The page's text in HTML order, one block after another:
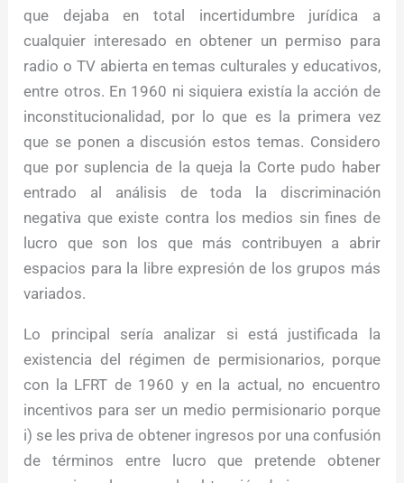
que dejaba en total incertidumbre jurídica a
cualquier interesado en obtener un permiso para
radio o TV abierta en temas culturales y educativos,
entre otros. En 1960 ni siquiera existía la acción de
inconstitucionalidad, por lo que es la primera vez
que se ponen a discusión estos temas. Considero
que por suplencia de la queja la Corte pudo haber
entrado al análisis de toda la discriminación
negativa que existe contra los medios sin fines de
lucro que son los que más contribuyen a abrir
espacios para la libre expresión de los grupos más
variados.
Lo principal sería analizar si está justificada la
existencia del régimen de permisionarios, porque
con la LFRT de 1960 y en la actual, no encuentro
incentivos para ser un medio permisionario porque
i) se les priva de obtener ingresos por una confusión
de términos entre lucro que pretende obtener